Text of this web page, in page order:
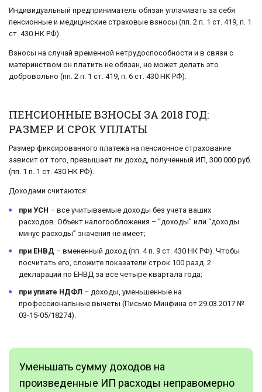
Индивидуальный предприниматель обязан уплачивать за себя
пенсионные и медицинские страховые взносы (пп. 2 п. 1 ст. 419, п. 1
ст. 430 НК РФ).
Взносы на случай временной нетрудоспособности и в связи с
материнством он платить не обязан, но может делать это
добровольно (пп. 2 п. 1 ст. 419, п. 6 ст. 430 НК РФ).
ПЕНСИОННЫЕ ВЗНОСЫ ЗА 2018 ГОД:
РАЗМЕР И СРОК УПЛАТЫ
Размер фиксированного платежа на пенсионное страхование
зависит от того, превышает ли доход, полученный ИП, 300 000 руб.
(пп. 1 п. 1 ст. 430 НК РФ).
Доходами считаются:
при УСН – все учитываемые доходы без учета ваших
расходов. Объект налогообложения – “доходы” или “доходы
минус расходы” значения не имеет;
при ЕНВД – вмененный доход (пп. 4 п. 9 ст. 430 НК РФ). Чтобы
посчитать его, сложите показатели строк 100 разд. 2
деклараций по ЕНВД за все четыре квартала года;
при уплате НДФЛ – доходы, уменьшенные на
профессиональные вычеты (Письмо Минфина от 29.03.2017 №
03-15-05/18274).
Уменьшать сумму доходов на
произведенные ИП расходы неправомерно